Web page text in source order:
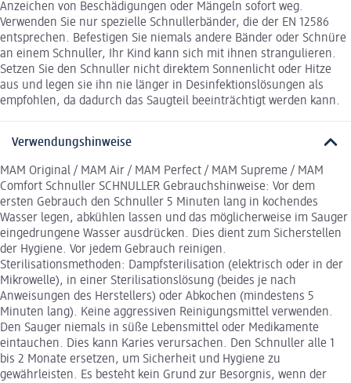
Anzeichen von Beschädigungen oder Mängeln sofort weg.
Verwenden Sie nur spezielle Schnullerbänder, die der EN 12586
entsprechen. Befestigen Sie niemals andere Bänder oder Schnüre
an einem Schnuller, Ihr Kind kann sich mit ihnen strangulieren.
Setzen Sie den Schnuller nicht direktem Sonnenlicht oder Hitze
aus und legen sie ihn nie länger in Desinfektionslösungen als
empfohlen, da dadurch das Saugteil beeinträchtigt werden kann.
Verwendungshinweise
MAM Original / MAM Air / MAM Perfect / MAM Supreme / MAM
Comfort Schnuller SCHNULLER Gebrauchshinweise: Vor dem
ersten Gebrauch den Schnuller 5 Minuten lang in kochendes
Wasser legen, abkühlen lassen und das möglicherweise im Sauger
eingedrungene Wasser ausdrücken. Dies dient zum Sicherstellen
der Hygiene. Vor jedem Gebrauch reinigen.
Sterilisationsmethoden: Dampfsterilisation (elektrisch oder in der
Mikrowelle), in einer Sterilisationslösung (beides je nach
Anweisungen des Herstellers) oder Abkochen (mindestens 5
Minuten lang). Keine aggressiven Reinigungsmittel verwenden.
Den Sauger niemals in süße Lebensmittel oder Medikamente
eintauchen. Dies kann Karies verursachen. Den Schnuller alle 1
bis 2 Monate ersetzen, um Sicherheit und Hygiene zu
gewährleisten. Es besteht kein Grund zur Besorgnis, wenn der